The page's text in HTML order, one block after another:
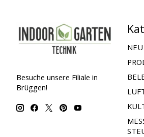
Besuche unsere Filiale in
Brüggen!
NEU